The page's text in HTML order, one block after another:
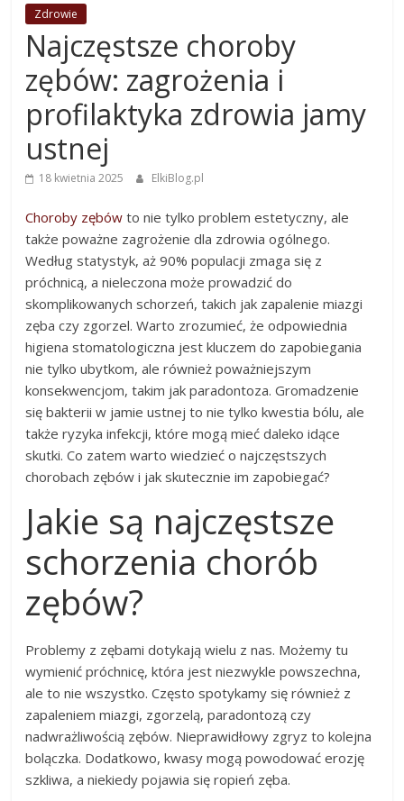
Zdrowie
Najczęstsze choroby
zębów: zagrożenia i
profilaktyka zdrowia jamy
ustnej
18 kwietnia 2025 ElkiBlog.pl
Choroby zębów to nie tylko problem estetyczny, ale
także poważne zagrożenie dla zdrowia ogólnego.
Według statystyk, aż 90% populacji zmaga się z
próchnicą, a nieleczona może prowadzić do
skomplikowanych schorzeń, takich jak zapalenie miazgi
zęba czy zgorzel. Warto zrozumieć, że odpowiednia
higiena stomatologiczna jest kluczem do zapobiegania
nie tylko ubytkom, ale również poważniejszym
konsekwencjom, takim jak paradontoza. Gromadzenie
się bakterii w jamie ustnej to nie tylko kwestia bólu, ale
także ryzyka infekcji, które mogą mieć daleko idące
skutki. Co zatem warto wiedzieć o najczęstszych
chorobach zębów i jak skutecznie im zapobiegać?
Jakie są najczęstsze
schorzenia chorób
zębów?
Problemy z zębami dotykają wielu z nas. Możemy tu
wymienić próchnicę, która jest niezwykle powszechna,
ale to nie wszystko. Często spotykamy się również z
zapaleniem miazgi, zgorzelą, paradontozą czy
nadwrażliwością zębów. Nieprawidłowy zgryz to kolejna
bolączka. Dodatkowo, kwasy mogą powodować erozję
szkliwa, a niekiedy pojawia się ropień zęba.